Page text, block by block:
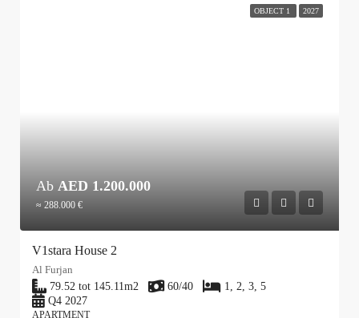
OBJECT 1 2027
Ab AED 1.200.000
≈ 288.000 €
V1stara House 2
Al Furjan
79.52 tot 145.11m2 60/40
1, 2, 3, 5
Q4 2027
APARTMENT